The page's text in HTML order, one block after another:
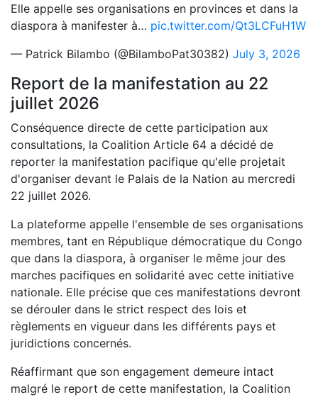
Elle appelle ses organisations en provinces et dans la
diaspora à manifester à… pic.twitter.com/Qt3LCFuH1W
— Patrick Bilambo (@BilamboPat30382) July 3, 2026
Report de la manifestation au 22
juillet 2026
Conséquence directe de cette participation aux
consultations, la Coalition Article 64 a décidé de
reporter la manifestation pacifique qu'elle projetait
d'organiser devant le Palais de la Nation au mercredi
22 juillet 2026.
La plateforme appelle l'ensemble de ses organisations
membres, tant en République démocratique du Congo
que dans la diaspora, à organiser le même jour des
marches pacifiques en solidarité avec cette initiative
nationale. Elle précise que ces manifestations devront
se dérouler dans le strict respect des lois et
règlements en vigueur dans les différents pays et
juridictions concernés.
Réaffirmant que son engagement demeure intact
malgré le report de cette manifestation, la Coalition